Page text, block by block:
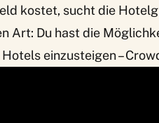
kostet, sucht die
Art: Du hast die
einzusteigen –